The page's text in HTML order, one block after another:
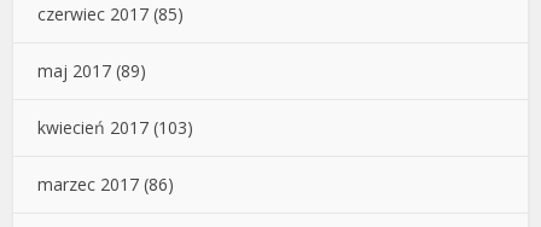
czerwiec 2017 (85)
maj 2017 (89)
kwiecień 2017 (103)
marzec 2017 (86)